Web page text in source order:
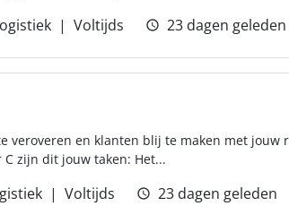
Voltijds 23 dagen geleden
veroveren en klanten blij te maken met
zijn dit jouw taken: Het...
Voltijds 23 dagen geleden